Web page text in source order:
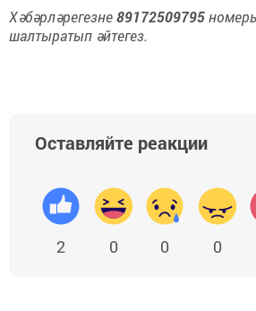
Хәбәрләрегезне89172509795
шалтыратып әйтегез.
Оставляйте реакции
2 0 0 0